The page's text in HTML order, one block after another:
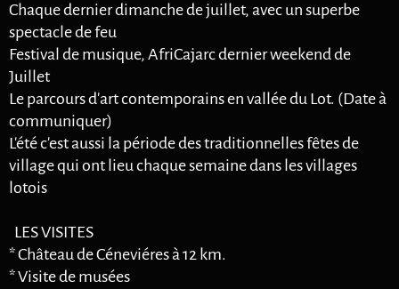
Chaque dernier dimanche de juillet, avec un superbe
spectacle de feu
Festival de musique, AfriCajarc dernier weekend de
Juillet
Le parcours d'art contemporains en vallée du Lot. (Date à
communiquer)
L'été c'est aussi la période des traditionnelles fêtes de
village qui ont lieu chaque semaine dans les villages
lotois
LES VISITES
* Château de Céneviéres à 12 km.
* Visite de musées